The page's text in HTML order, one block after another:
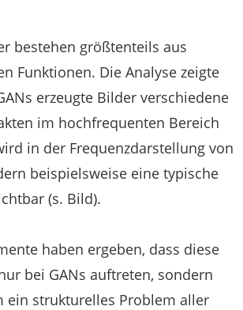
bestehen größtenteils aus
Funktionen. Die Analyse zeigte
erzeugte Bilder verschiedene
im hochfrequenten Bereich
in der Frequenzdarstellung von
beispielsweise eine typische
(s. Bild).
haben ergeben, dass diese
bei GANs auftreten, sondern
ein strukturelles Problem aller